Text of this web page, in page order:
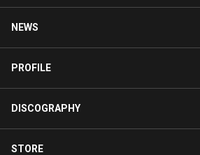
NEWS
PROFILE
DISCOGRAPHY
STORE